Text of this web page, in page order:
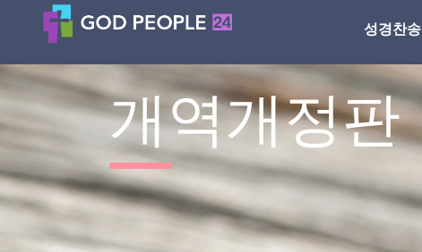
성경찬송
개역개정판